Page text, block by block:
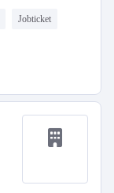
Jobticket